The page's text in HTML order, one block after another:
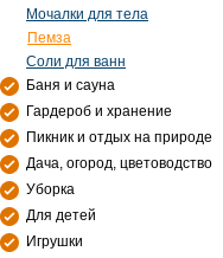
Мочалки для тела
Пемза
Соли для ванн
Баня и сауна
Гардероб и хранение
Пикник и отдых на природе
Дача, огород, цветоводство
Уборка
Для детей
Игрушки